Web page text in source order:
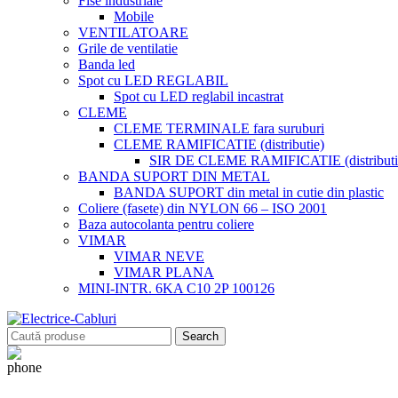
Mobile
VENTILATOARE
Grile de ventilatie
Banda led
Spot cu LED REGLABIL
Spot cu LED reglabil incastrat
CLEME
CLEME TERMINALE fara suruburi
CLEME RAMIFICATIE (distributie)
SIR DE CLEME RAMIFICATIE
BANDA SUPORT DIN METAL
BANDA SUPORT din metal in cutie din plastic
Coliere (fasete) din NYLON 66 – ISO 2001
Baza autocolanta pentru coliere
VIMAR
VIMAR NEVE
VIMAR PLANA
MINI-INTR. 6KA C10 2P 100126
Search